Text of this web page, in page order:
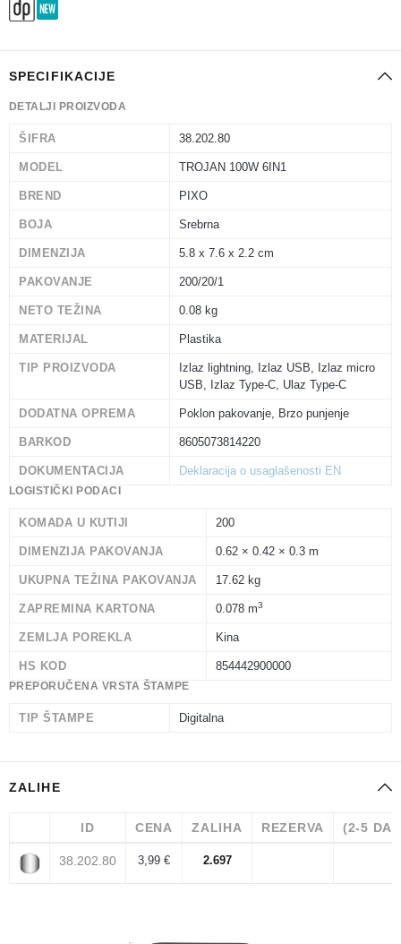
SPECIFIKACIJE
DETALJI PROIZVODA
ŠIFRA 38.202.80
MODEL TROJAN 100W 6IN1
BREND PIXO
BOJA Srebrna
DIMENZIJA 5.8 x 7.6 x 2.2 cm
PAKOVANJE 200/20/1
NETO TEŽINA 0.08 kg
MATERIJAL Plastika
TIP PROIZVODA
Izlaz lightning, Izlaz USB, Izlaz micro
USB, Izlaz Type-C, Ulaz Type-C
DODATNA OPREMA Poklon pakovanje, Brzo punjenje
BARKOD 8605073814220
DOKUMENTACIJA Deklaracija o usaglašenosti EN
LOGISTIČKI PODACI
KOMADA U KUTIJI 200
DIMENZIJA PAKOVANJA 0.62 × 0.42 × 0.3 m
UKUPNA TEŽINA PAKOVANJA 17.62 kg
ZAPREMINA KARTONA 0.078 m3
ZEMLJA POREKLA Kina
HS KOD 854442900000
PREPORUČENA VRSTA ŠTAMPE
TIP ŠTAMPE Digitalna
ZALIHE
ID CENA ZALIHA REZERVA (2-5
38.202.80 3,99 € 2.697